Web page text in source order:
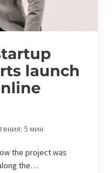
launch
5мин
the project was
the…